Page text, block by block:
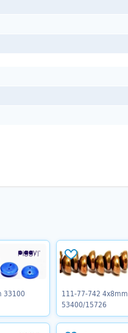
33100
111-77-742 4x8mm
53400/15726